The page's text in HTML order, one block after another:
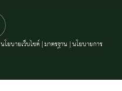
นโยบายเว็บไซต์|มาตรฐาน |นโยบายการ